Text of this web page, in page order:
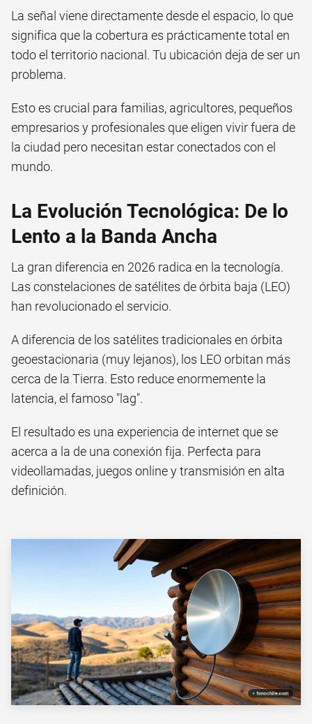
La señal viene directamente desde el espacio, lo que
significa que la cobertura es prácticamente total en
todo el territorio nacional. Tu ubicación deja de ser un
problema.
Esto es crucial para familias, agricultores, pequeños
empresarios y profesionales que eligen vivir fuera de
la ciudad pero necesitan estar conectados con el
mundo.
La Evolución Tecnológica: De lo
Lento a la Banda Ancha
La gran diferencia en 2026 radica en la tecnología.
Las constelaciones de satélites de órbita baja (LEO)
han revolucionado el servicio.
A diferencia de los satélites tradicionales en órbita
geoestacionaria (muy lejanos), los LEO orbitan más
cerca de la Tierra. Esto reduce enormemente la
latencia, el famoso "lag".
El resultado es una experiencia de internet que se
acerca a la de una conexión fija. Perfecta para
videollamadas, juegos online y transmisión en alta
definición.